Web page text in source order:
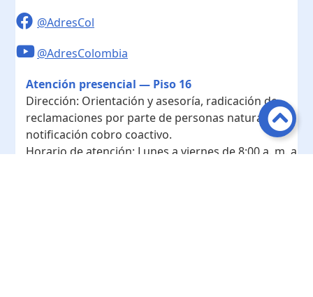
@AdresCol
@AdresColombia
Atención presencial — Piso 16
Dirección: Orientación y asesoría, radicación de
reclamaciones por parte de personas naturales y
notificación cobro coactivo.
Horario de atención: Lunes a viernes de 8:00 a. m. a